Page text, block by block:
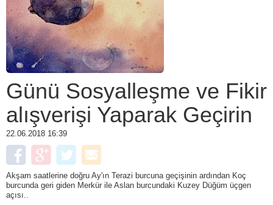
Günü Sosyalleşme ve Fikir
alışverişi Yaparak Geçirin
22.06.2018 16:39
Akşam saatlerine doğru Ay'ın Terazi burcuna geçişinin ardından Koç
burcunda geri giden Merkür ile Aslan burcundaki Kuzey Düğüm üçgen
açısı..